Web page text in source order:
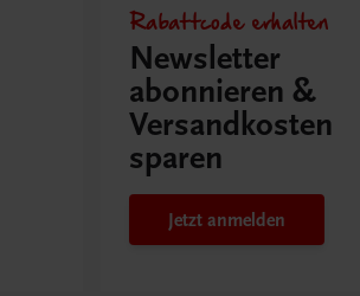
Rabattcode erhalten
Newsletter
abonnieren &
Versandkosten
sparen
Jetzt anmelden